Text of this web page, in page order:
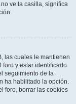
ve la casilla, significa
las cuales le mantienen
foro y estar identificado
seguimiento de la
ha habilitado la opción.
foro, borrar las cookies